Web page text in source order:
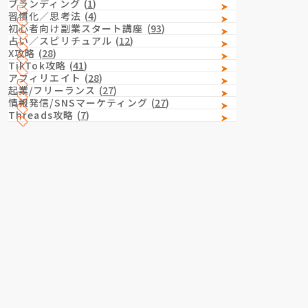
ブランディング (1)
習慣化／思考法 (4)
初心者向け副業スタート講座 (93)
占い／スピリチュアル (12)
X攻略 (28)
TikTok攻略 (41)
アフィリエイト (28)
起業/フリーランス (27)
情報発信/SNSマーケティング (27)
Threads攻略 (7)